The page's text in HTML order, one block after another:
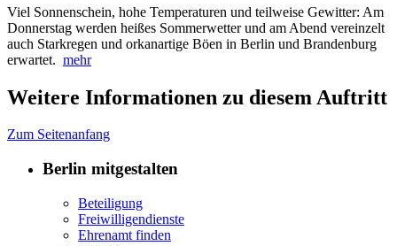
Viel Sonnenschein, hohe Temperaturen und teilweise Gewitter: Am
Donnerstag werden heißes Sommerwetter und am Abend vereinzelt
auch Starkregen und orkanartige Böen in Berlin und Brandenburg
erwartet. mehr
Weitere Informationen zu diesem Auftritt
Zum Seitenanfang
Berlin mitgestalten
Beteiligung
Freiwilligendienste
Ehrenamt finden